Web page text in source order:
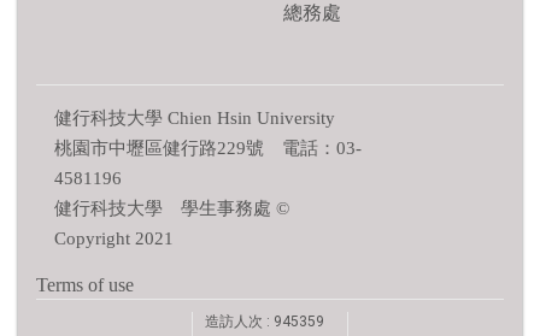
總務處
健行科技大學 Chien Hsin University
桃園市中壢區健行路229號 電話：03-
4581196
健行科技大學 學生事務處 ©
Copyright 2021
Terms of use
造訪人次 : 945359